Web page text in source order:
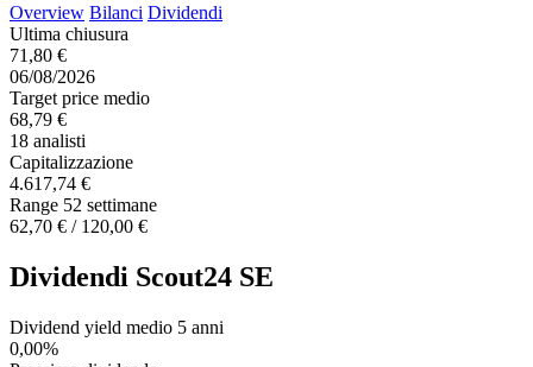
Overview Bilanci Dividendi
Ultima chiusura
71,80 €
06/08/2026
Target price medio
68,79 €
18 analisti
Capitalizzazione
4.617,74 €
Range 52 settimane
62,70 € / 120,00 €
Dividendi Scout24 SE
Dividend yield medio 5 anni
0,00%